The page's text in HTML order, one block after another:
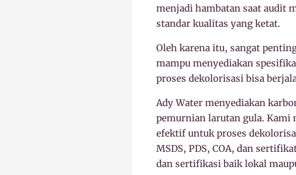
menjadi hambatan saat audit
standar kualitas yang ketat.
Oleh karena itu, sangat
mampu menyediakan
proses dekolorisasi bisa
Ady Water menyediakan
pemurnian larutan gula.
efektif untuk proses
MSDS, PDS, COA, dan
dan sertifikasi baik lokal